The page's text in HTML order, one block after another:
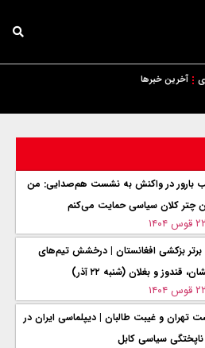
آخرین خبرها
بارور در واکنش به نشست هم‌صدایی: من
چتر کلان سیاسی حمایت می‌کنم
۲۲ قوس ۱۴۰۴
بزکشی افغانستان | درخشش تیم‌های
قندوز و بغلان (شنبه ۲۲ آذر)
۲۲ قوس ۱۴۰۴
تهران و غیبت طالبان | دیپلماسی ایران در
ناپختگی سیاسی کابل